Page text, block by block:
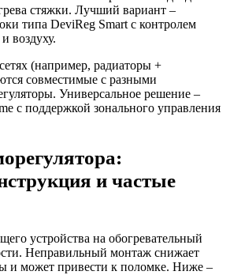
стяжки. Лучший вариант –
типа DeviReg Smart с контролем
воздуху.
(например, радиаторы +
совместимые с разными
Универсальное решение –
с поддержкой зонального управления
и частые
устройства на обогревательный
Неправильный монтаж снижает
и может привести к поломке. Ниже –